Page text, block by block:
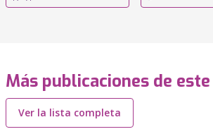
Más publicaciones de
Ver la lista completa